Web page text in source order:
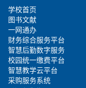
学校首页
图书文献
一网通办
财务综合服务平台
智慧后勤数字服务
校园统一缴费平台
智慧教学云平台
采购服务系统